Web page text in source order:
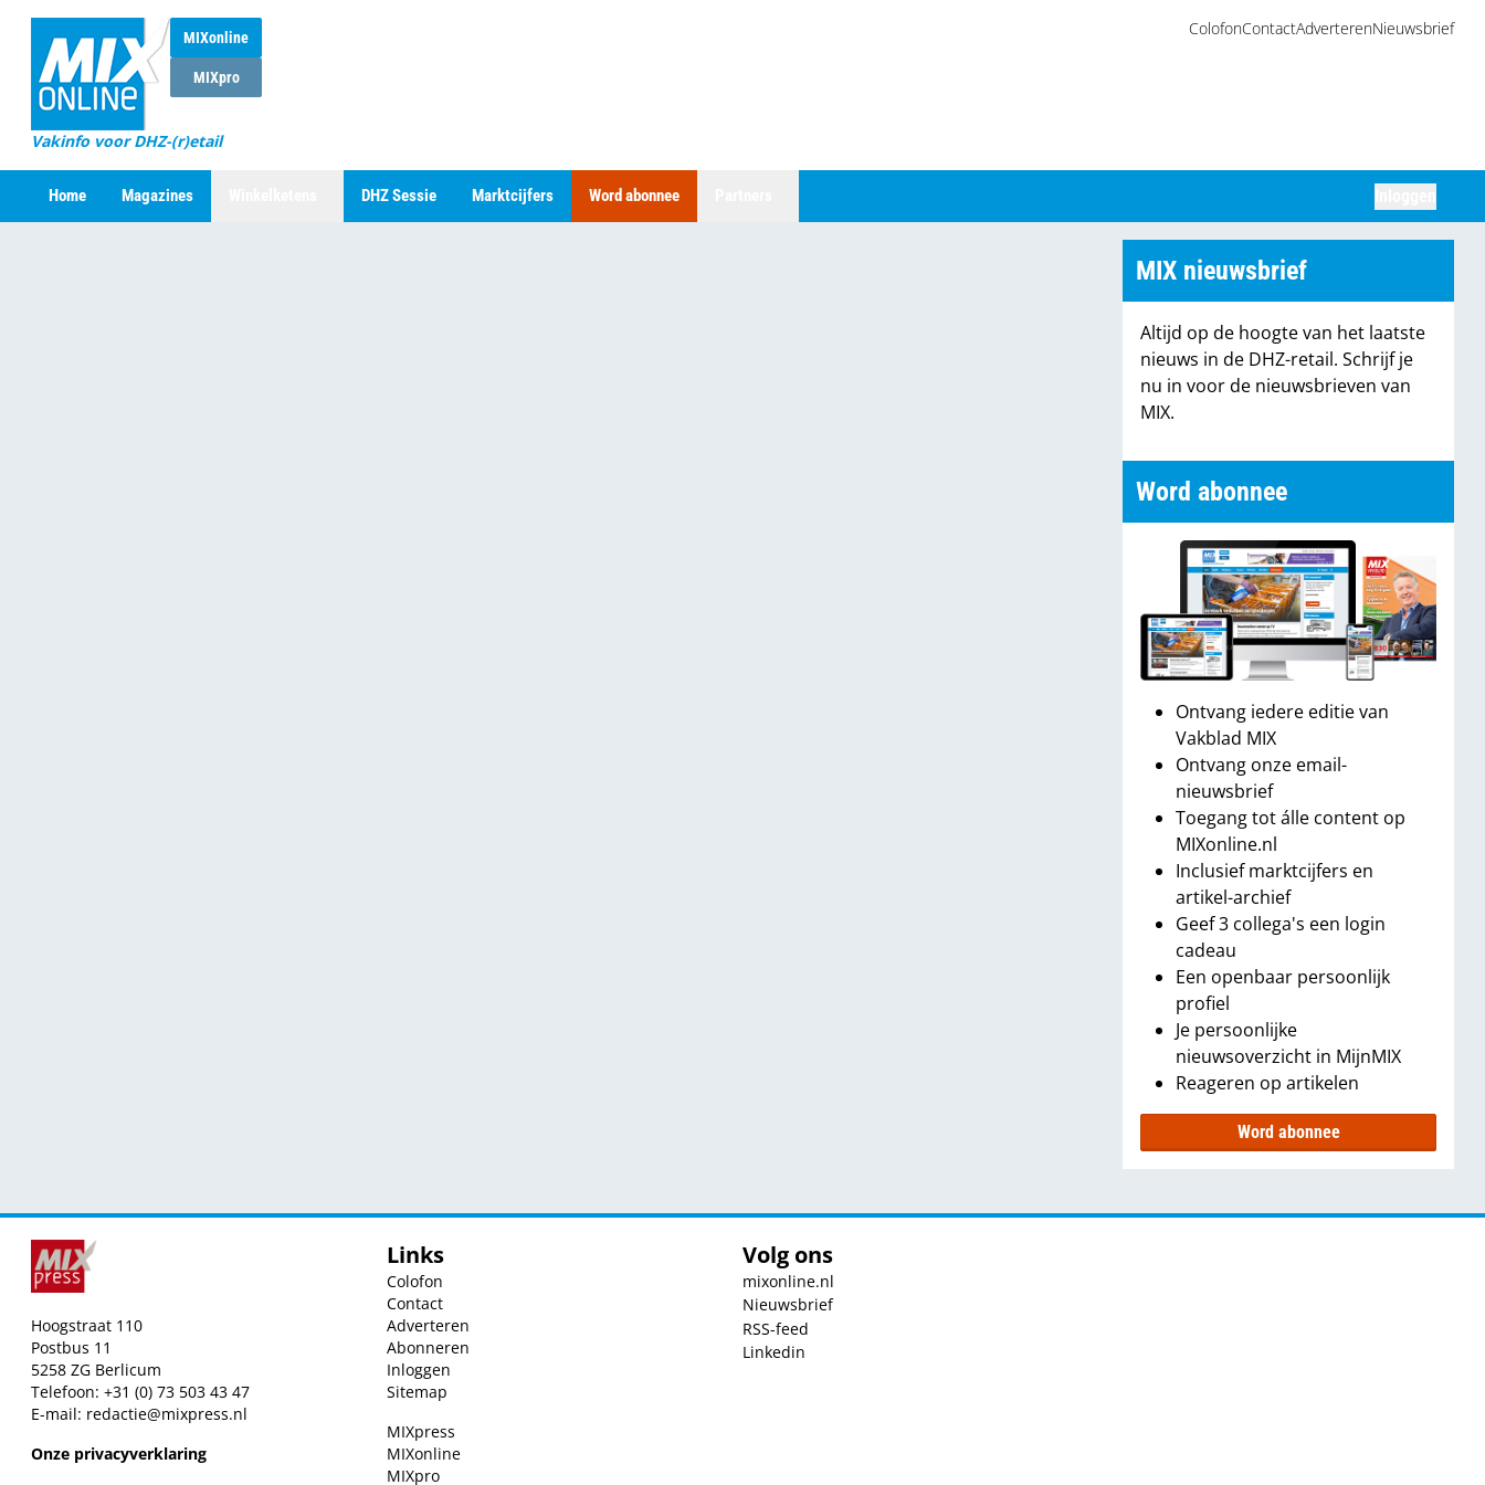
MIXonline
MIXpro
Vakinfo voor DHZ-(r)etail
ColofonContactAdverterenNieuwsbrief
Home Magazines DHZ Sessie Marktcijfers Word abonnee
MIX nieuwsbrief
Altijd op de hoogte van het laatste
nieuws in de DHZ-retail. Schrijf je
nu in voor de nieuwsbrieven van
MIX.
Word abonnee
Ontvang iedere editie van
Vakblad MIX
Ontvang onze email-
nieuwsbrief
Toegang tot álle content op
MIXonline.nl
Inclusief marktcijfers en
artikel-archief
Geef 3 collega's een login
cadeau
Een openbaar persoonlijk
profiel
Je persoonlijke
nieuwsoverzicht in MijnMIX
Reageren op artikelen
Word abonnee
Hoogstraat 110
Postbus 11
5258 ZG Berlicum
Telefoon: +31 (0) 73 503 43 47
E-mail: redactie@mixpress.nl
Onze privacyverklaring
Links
Colofon
Contact
Adverteren
Abonneren
Inloggen
Sitemap
MIXpress
MIXonline
MIXpro
Volg ons
mixonline.nl
Nieuwsbrief
RSS-feed
Linkedin